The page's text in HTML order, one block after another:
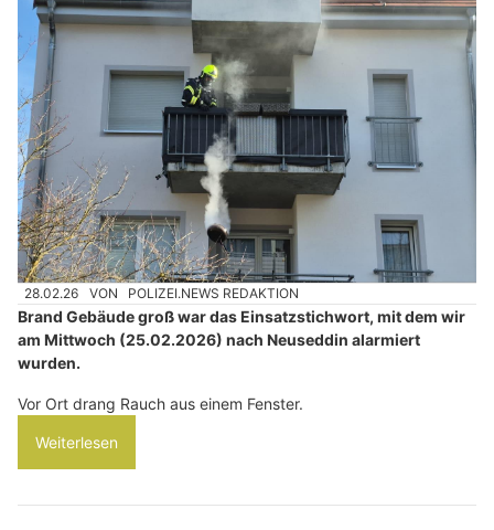
28.02.26 VON POLIZEI.NEWS REDAKTION
Brand Gebäude groß war das Einsatzstichwort, mit dem wir
am Mittwoch (25.02.2026) nach Neuseddin alarmiert
wurden.
Vor Ort drang Rauch aus einem Fenster.
Weiterlesen